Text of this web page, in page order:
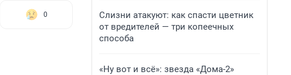
0
Слизни атакуют: как спасти цветник
от вредителей — три копеечных
способа
«Ну вот и всё»: звезда «Дома-2»